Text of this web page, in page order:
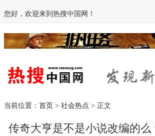
您好，欢迎来到热搜中国网！
当前位置： 首页 > 社会热点 > 正文
传奇大亨是不是小说改编的么